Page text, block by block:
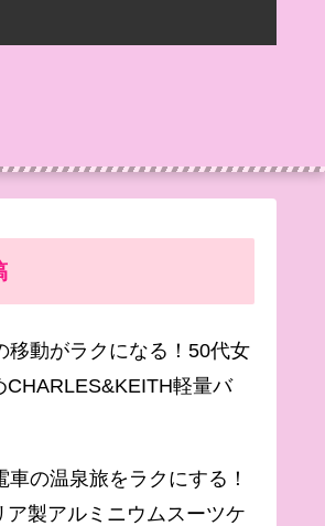
移動がラクになる！50代女
CHARLES&KEITH軽量バ
車の温泉旅をラクにする！
ア製アルミニウムスーツケ